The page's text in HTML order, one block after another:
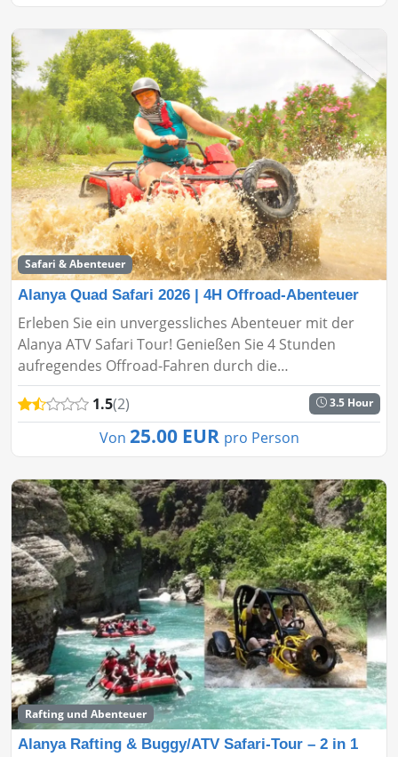
Safari & Abenteuer
Alanya Quad Safari 2026 | 4H Offroad-Abenteuer
Erleben Sie ein unvergessliches Abenteuer mit der
Alanya ATV Safari Tour! Genießen Sie 4 Stunden
aufregendes Offroad-Fahren durch die
atemberaubenden Landschaften des Taurusgebirges.
Egal, ob Sie Anfänger oder erfahren...
1.5(2) 3.5 Hour
Von 25.00 EUR pro Person
Rafting und Abenteuer
Alanya Rafting & Buggy/ATV Safari-Tour – 2 in 1